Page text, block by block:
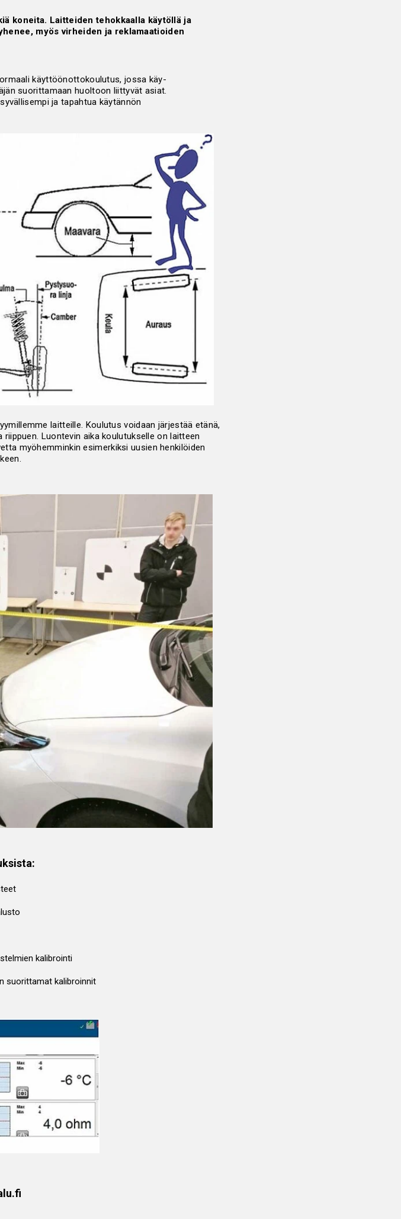
koneita. Laitteiden tehokkaalla käytöllä ja
myös virheiden ja reklamaatioiden
käyttöönottokoulutus, jossa käy-
suorittamaan huoltoon liittyvät asiat.
ja tapahtua käytännön
laitteille. Koulutus voidaan järjestää etänä,
Luontevin aika koulutukselle on laitteen
myöhemminkin esimerkiksi uusien henkilöiden
kalibrointi
suorittamat kalibroinnit